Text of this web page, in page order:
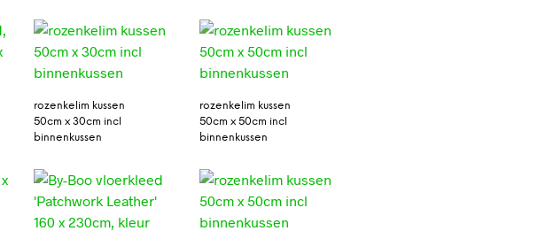
rozenkelim kussen
50cm x 30cm incl
binnenkussen
rozenkelim kussen
50cm x 50cm incl
binnenkussen